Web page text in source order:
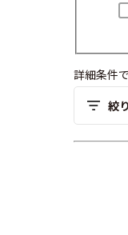
詳細条件
絞